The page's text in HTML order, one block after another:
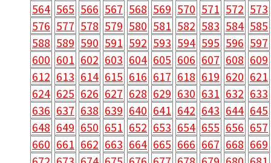
564 565 566 567 568 569 570 571 572 573
576 577 578 579 580 581 582 583 584 585
588 589 590 591 592 593 594 595 596 597
600 601 602 603 604 605 606 607 608 609
612 613 614 615 616 617 618 619 620 621
624 625 626 627 628 629 630 631 632 633
636 637 638 639 640 641 642 643 644 645
648 649 650 651 652 653 654 655 656 657
660 661 662 663 664 665 666 667 668 669